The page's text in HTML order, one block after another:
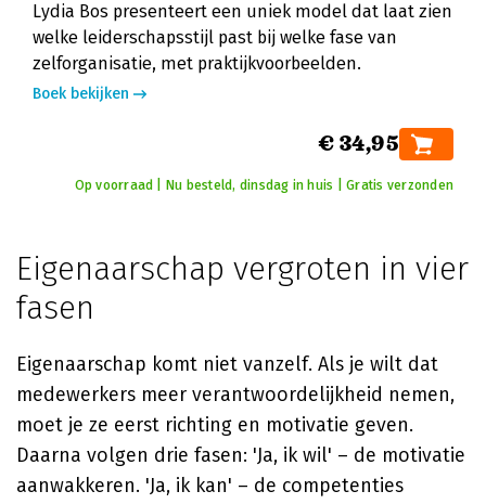
Lydia Bos presenteert een uniek model dat laat zien
welke leiderschapsstijl past bij welke fase van
zelforganisatie, met praktijkvoorbeelden.
Boek bekijken
€ 34,95
Op voorraad | Nu besteld, dinsdag in huis | Gratis verzonden
Eigenaarschap vergroten in vier
fasen
Eigenaarschap komt niet vanzelf. Als je wilt dat
medewerkers meer verantwoordelijkheid nemen,
moet je ze eerst richting en motivatie geven.
Daarna volgen drie fasen: 'Ja, ik wil' – de motivatie
aanwakkeren. 'Ja, ik kan' – de competenties